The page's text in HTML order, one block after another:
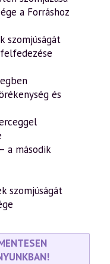
a Forráshoz
szomjúságát
és
a második
szomjúságát